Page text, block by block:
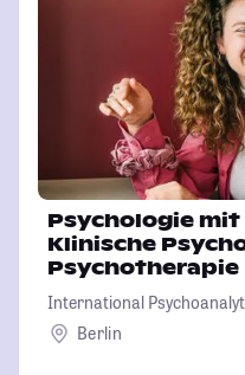
Psychologie
Klinische
Psychotherapie
International
Berlin